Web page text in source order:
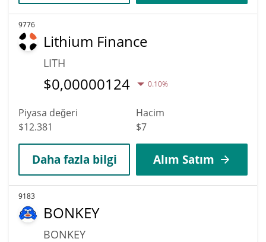
9776
Lithium Finance
LITH
$0,00000124 0.10%
Piyasa değeri
$12.381
Hacim
$7
Daha fazla bilgi Alım Satım
9183
BONKEY
BONKEY